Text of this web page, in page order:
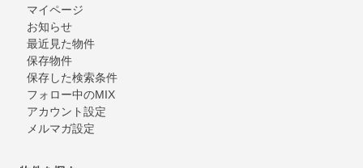
マイページ
お知らせ
最近見た物件
保存物件
保存した検索条件
フォロー中のMIX
アカウント設定
メルマガ設定